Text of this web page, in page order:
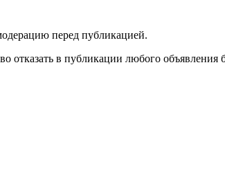
перед публикацией.
отказать в публикации любого объявления